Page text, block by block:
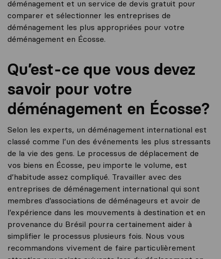
déménagement et un service de devis gratuit pour
comparer et sélectionner les entreprises de
déménagement les plus appropriées pour votre
déménagement en Écosse.
Qu’est-ce que vous devez
savoir pour votre
déménagement en Écosse?
Selon les experts, un déménagement international est
classé comme l’un des événements les plus stressants
de la vie des gens. Le processus de déplacement de
vos biens en Écosse, peu importe le volume, est
d’habitude assez compliqué. Travailler avec des
entreprises de déménagement international qui sont
membres d’associations de déménageurs et avoir de
l’expérience dans les mouvements à destination et en
provenance du Brésil pourra certainement aider à
simplifier le processus plusieurs fois. Nous vous
recommandons vivement de faire particulièrement